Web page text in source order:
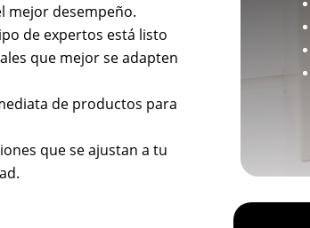
mejor desempeño.
de expertos está listo
que mejor se adapten
de productos para
que se ajustan a tu